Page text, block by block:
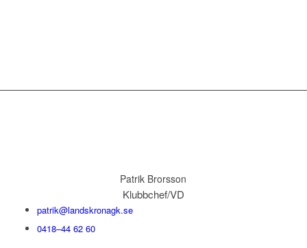
Patrik Brorsson
Klubbchef/VD
patrik@landskronagk.se
0418–44 62 60